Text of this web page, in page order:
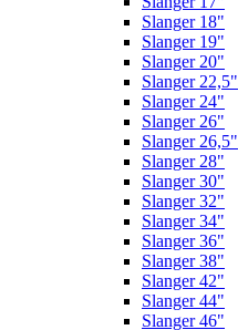
Slanger 18"
Slanger 19"
Slanger 20"
Slanger 22,5"
Slanger 24"
Slanger 26"
Slanger 26,5"
Slanger 28"
Slanger 30"
Slanger 32"
Slanger 34"
Slanger 36"
Slanger 38"
Slanger 42"
Slanger 44"
Slanger 46"